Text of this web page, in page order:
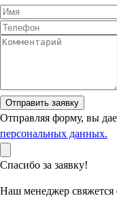
Отправить заявку
Отправляя форму, вы
персональных данных.
Спасибо за заявку!
Наш менеджер